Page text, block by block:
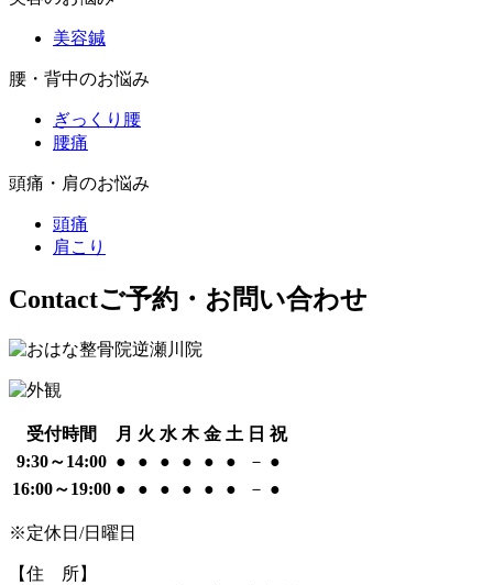
美容鍼
腰・背中のお悩み
ぎっくり腰
腰痛
頭痛・肩のお悩み
頭痛
肩こり
Contactご予約・お問い合わせ
受付時間 月 火 水 木 金 土 日 祝
9:30～14:00 ● ● ● ● ● ● － ●
16:00～19:00 ● ● ● ● ● ● － ●
※定休日/日曜日
【住 所】